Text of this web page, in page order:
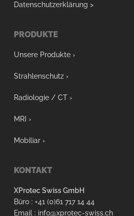
Datenschutzerklärung >
PRODUKTE
Unsere Produkte ›
Strahlenschutz ›
Radiologie / CT ›
MRI ›
Mobiliar ›
KONTAKT
XProtec Swiss GmbH
Büro : +41 (0)61 717 14 44
Email : info@xprotec-swiss.ch